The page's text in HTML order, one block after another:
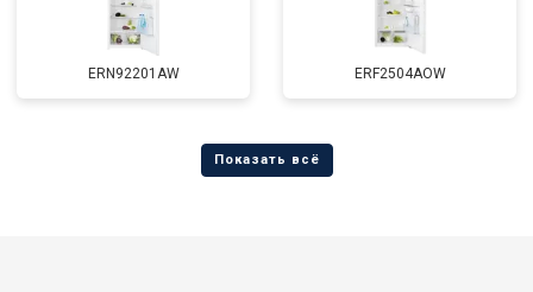
ERN92201AW ERF2504AOW